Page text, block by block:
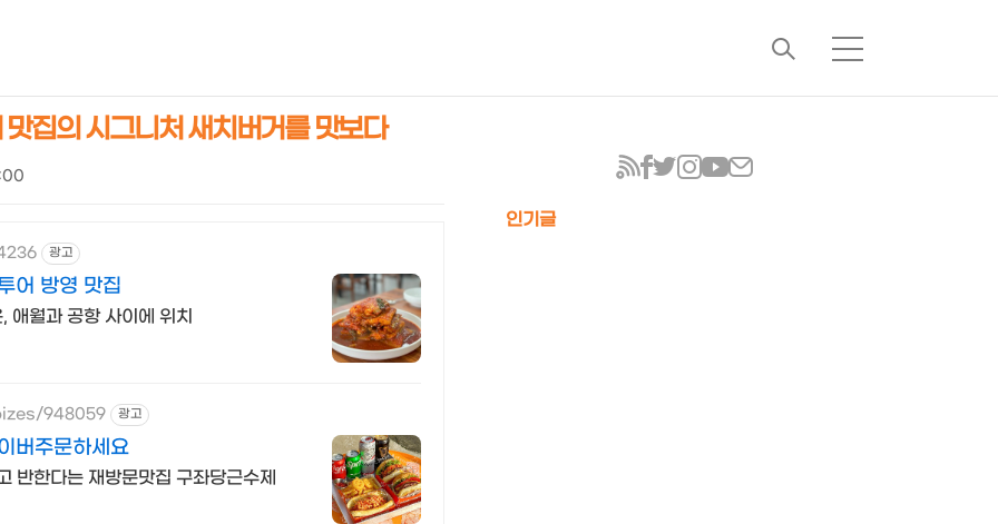
검
메
집의 시그니처 새치버거를 맛보다
광고
어 방영 맛집
애월과 공항 사이에 위치
948059 광고
버주문하세요
반한다는 재방문맛집 구좌당근수제
인기글